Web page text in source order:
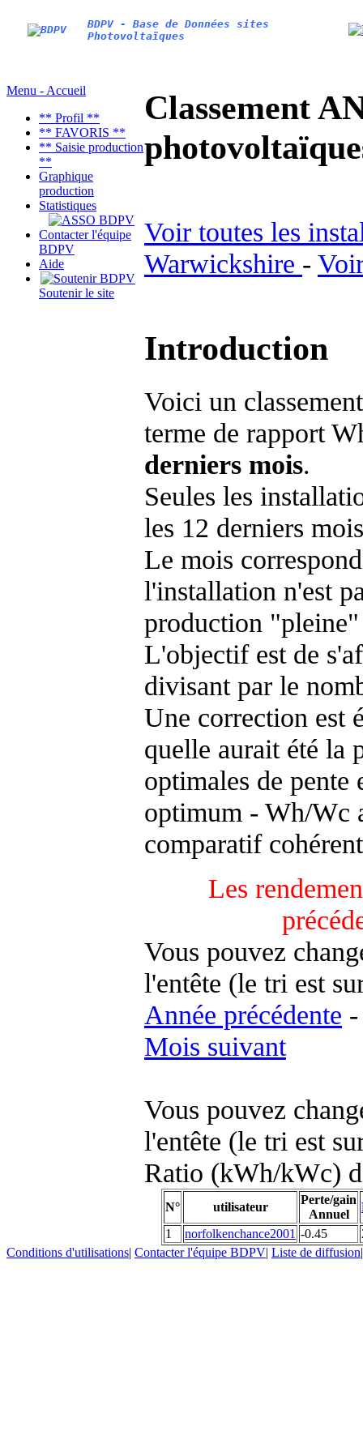
BDPV - Base de Données sites
Photovoltaïques
Menu - Accueil
** Profil **
** FAVORIS **
** Saisie production
**
Graphique
production
Statistiques
Contacter l'équipe
BDPV
Aide
Soutenir le site
Classement
Voir toutes les
Warwickshire -
Introduction
Voici un
terme de rapport
derniers mois.
Seules les
les 12 derniers
Le mois
l'installation n'est
production "pleine"
L'objectif est de
divisant par le
Une correction est
quelle aurait été la
optimales de
optimum - Wh/Wc
comparatif
Les
Vous pouvez
l'entête (le tri est
Année précédente -
Mois suivant
Vous pouvez
l'entête (le tri est
Ratio (kWh/kWc)
N° utilisateur
Perte/gain
Annuel
1
norfolkenchance2001 -0.45
Conditions d'utilisations| Contacter l'équipe BDPV| Liste de diffusion